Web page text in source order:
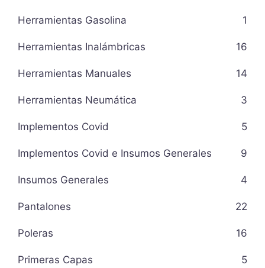
Herramientas Gasolina 1
Herramientas Inalámbricas 16
Herramientas Manuales 14
Herramientas Neumática 3
Implementos Covid 5
Implementos Covid e Insumos Generales 9
Insumos Generales 4
Pantalones 22
Poleras 16
Primeras Capas 5